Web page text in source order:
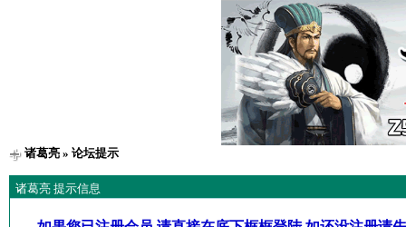
诸葛亮» 论坛提示
诸葛亮 提示信息